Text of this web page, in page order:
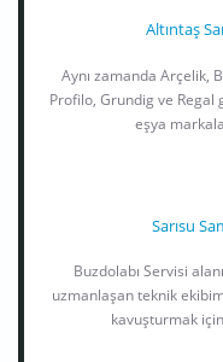
Altıntaş
Aynı zamanda Arçelik,
Profilo, Grundig ve Regal
eşya
Sarısu
Buzdolabı Servisi
uzmanlaşan teknik
kavuşturmak